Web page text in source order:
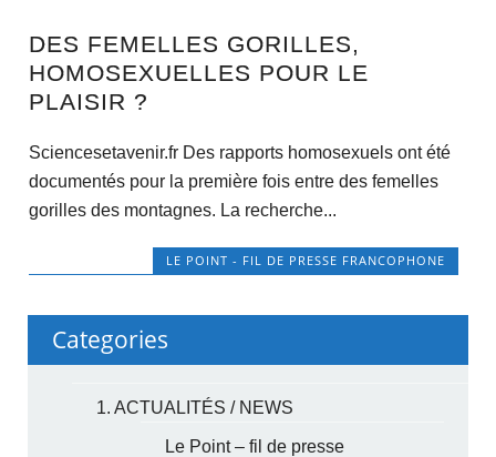
DES FEMELLES GORILLES,
HOMOSEXUELLES POUR LE
PLAISIR ?
Sciencesetavenir.fr Des rapports homosexuels ont été
documentés pour la première fois entre des femelles
gorilles des montagnes. La recherche...
LE POINT - FIL DE PRESSE FRANCOPHONE
Categories
1. ACTUALITÉS / NEWS
Le Point – fil de presse